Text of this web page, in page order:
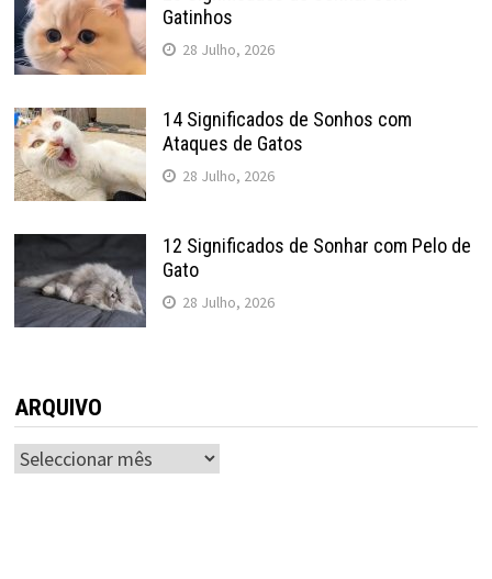
Gatinhos
28 Julho, 2026
14 Significados de Sonhos com
Ataques de Gatos
28 Julho, 2026
12 Significados de Sonhar com Pelo de
Gato
28 Julho, 2026
ARQUIVO
ARQUIVO